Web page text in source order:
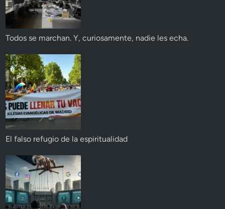
Todos se marchan. Y, curiosamente, nadie les echa.
El falso refugio de la espiritualidad